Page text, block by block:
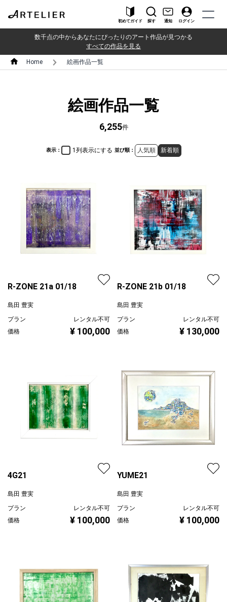
初めてガイド 探す 通知 ログイン
数千点の中からあなたにぴったりのアート作品が見つかる
すべての作品を見る
Home 絵画作品一覧
絵画作品一覧
6,255件
表示： 1列表示にする 並び順： 人気順 新着順
R-ZONE 21a 01/18
島田 豊実
プラン
レンタル不可
価格
¥ 100,000
R-ZONE 21b 01/18
島田 豊実
プラン
レンタル不可
価格
¥ 130,000
4G21
島田 豊実
プラン
レンタル不可
価格
¥ 100,000
YUME21
島田 豊実
プラン
レンタル不可
価格
¥ 100,000